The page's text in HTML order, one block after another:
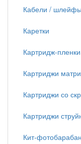
Кабели / шлейфы
Каретки
Картридж-пленки
Картриджи
Картриджи со
Картриджи
Кит-фотобарабан